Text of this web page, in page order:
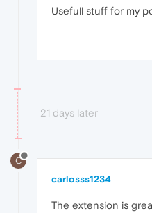
Usefull stuff for my
21 days later
C
carlosss1234
The extension is